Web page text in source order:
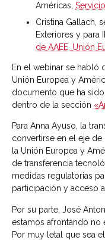
Américas,
Cristina Gallach,
Exteriores y para
de AAEE, Unión
En el webinar se habló
Unión Europea y
documento que ha
dentro de la sección
Para Anna Ayuso, la
convertirse en el eje de
la Unión Europea y
de transferencia
medidas regulatorias
participación y acceso
Por su parte, José
estamos afrontando no
Por muy letal que sea